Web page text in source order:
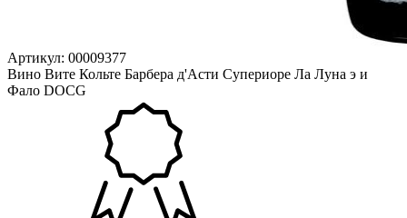
Артикул: 00009377
Вино Вите Кольте Барбера д'Асти Супериоре Ла Луна э и
Фало DOCG